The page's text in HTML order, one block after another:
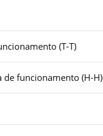
(T-T)
de funcionamento (H-H)